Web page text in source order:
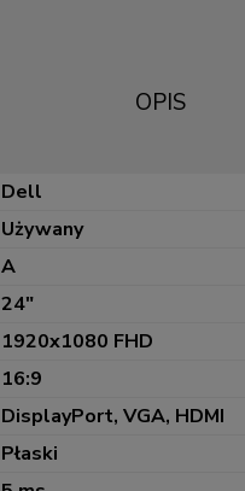
OPIS
Dell
Używany
A
24"
1920x1080 FHD
16:9
DisplayPort, VGA, HDMI
Płaski